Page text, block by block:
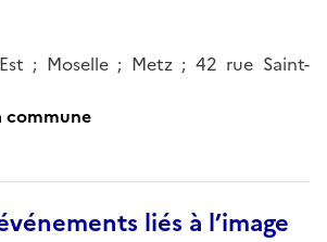
; Moselle ; Metz ; 42 rue Saint-
commune
liés à l’image